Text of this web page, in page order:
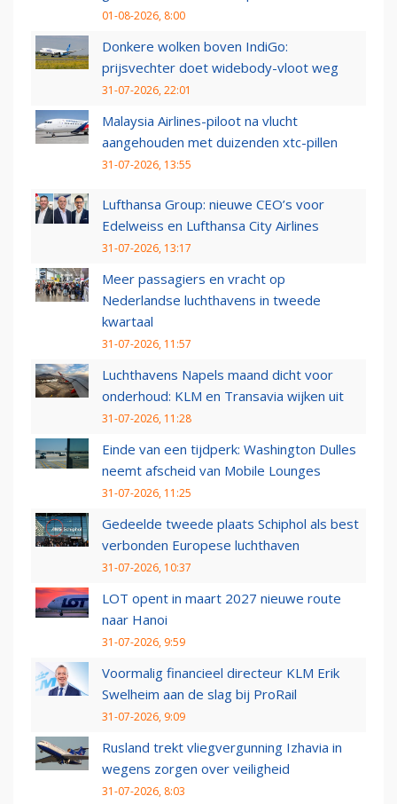
01-08-2026, 8:00
Donkere wolken boven IndiGo:
prijsvechter doet widebody-vloot weg
31-07-2026, 22:01
Malaysia Airlines-piloot na vlucht
aangehouden met duizenden xtc-pillen
31-07-2026, 13:55
Lufthansa Group: nieuwe CEO’s voor
Edelweiss en Lufthansa City Airlines
31-07-2026, 13:17
Meer passagiers en vracht op
Nederlandse luchthavens in tweede
kwartaal
31-07-2026, 11:57
Luchthavens Napels maand dicht voor
onderhoud: KLM en Transavia wijken uit
31-07-2026, 11:28
Einde van een tijdperk: Washington Dulles
neemt afscheid van Mobile Lounges
31-07-2026, 11:25
Gedeelde tweede plaats Schiphol als best
verbonden Europese luchthaven
31-07-2026, 10:37
LOT opent in maart 2027 nieuwe route
naar Hanoi
31-07-2026, 9:59
Voormalig financieel directeur KLM Erik
Swelheim aan de slag bij ProRail
31-07-2026, 9:09
Rusland trekt vliegvergunning Izhavia in
wegens zorgen over veiligheid
31-07-2026, 8:03